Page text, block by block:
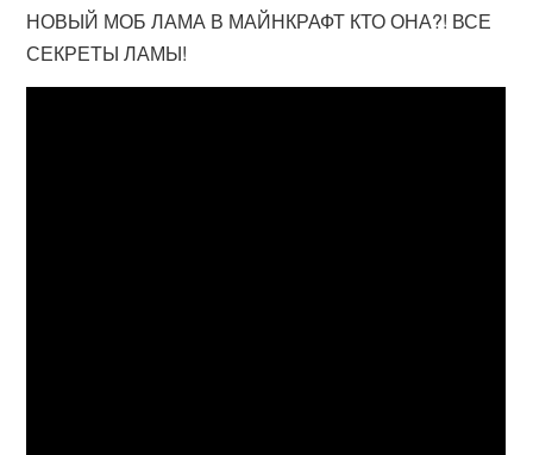
НОВЫЙ МОБ ЛАМА В МАЙНКРАФТ КТО ОНА?! ВСЕ
СЕКРЕТЫ ЛАМЫ!